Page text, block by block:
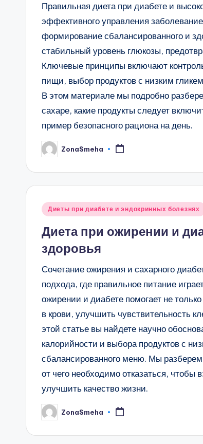
Правильная диета при диабете и
эффективного управления
формирование сбалансированного и
стабильный уровень глюкозы,
Ключевые принципы включают
пищи, выбор продуктов с низким
В этом материале мы подробно
сахаре, какие продукты следует
пример безопасного рациона на день.
Запись
от
ZonaSmeha
Опубликовано
Диеты при диабете и эндокринных болезнях
Диета при ожирении и
здоровья
Сочетание ожирения и сахарного
подхода, где правильное питание
ожирении и диабете помогает не
в крови, улучшить чувствительность
этой статье вы найдете научно
калорийности и выбора продуктов с
сбалансированного меню. Мы
от чего необходимо отказаться, чтобы
улучшить качество жизни.
Запись
от
ZonaSmeha